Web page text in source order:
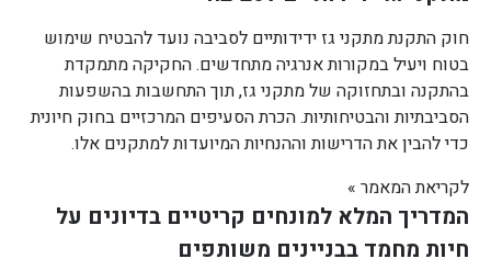
חוק התקנת מתקני גז ידידותיים לסביבה נועד להבטיח שימוש
בטוח ויעיל במקורות אנרגיה מתחדשים. החקיקה מתמקדת
בהתקנה ובתחזוקה של מתקני גז, תוך התחשבות בהשפעות
הסביבתיות והבטיחותיות. הכרת הסעיפים המרכזיים בחוק חיונית
כדי להבין את הדרישות וההנחיות המיועדות למתקנים אלו.
לקריאת המאמר »
המדריך המלא למונחים קריטיים בדיונים על
חיות מחמד בבניינים משותפים